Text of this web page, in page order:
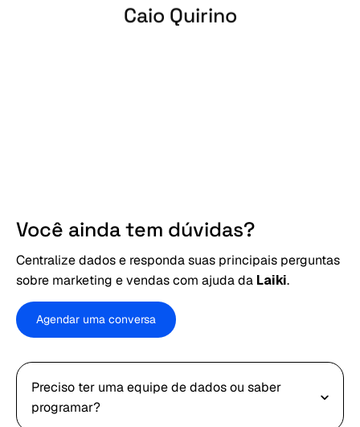
Caio Quirino
Você ainda tem dúvidas?
Centralize dados e responda suas principais perguntas
sobre marketing e vendas com ajuda da Laiki.
Agendar uma conversa
Preciso ter uma equipe de dados ou saber
programar?